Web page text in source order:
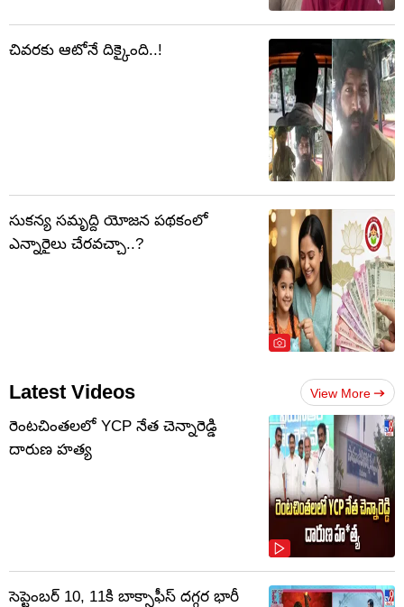
చివరకు ఆటోనే దిక్కైంది..!
సుకన్య సమృద్ది యోజన పథకంలో
ఎన్నారైలు చేరవచ్చా..?
Latest Videos View More
రెంటచింతలలో YCP నేత చెన్నారెడ్డి
దారుణ హత్య
సెప్టెంబర్‌ 10, 11కి బాక్సాఫీస్ దగ్గర భారీ